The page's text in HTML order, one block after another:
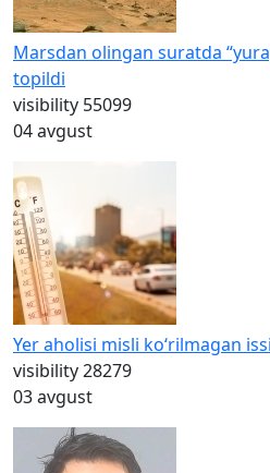
Marsdan olingan suratda
topildi
visibility 55099
04 avgust
Yer aholisi misli ko‘rilmagan
visibility28279
03 avgust